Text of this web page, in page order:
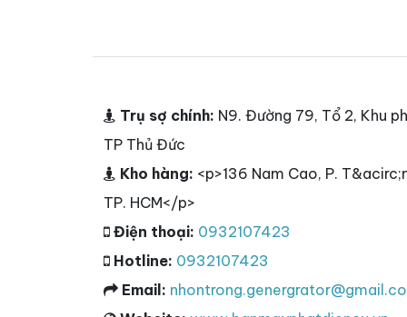
Trụ sợ chính: N9. Đường 79, Tổ 2, Khu
TP Thủ Đức
Kho hàng: <p>136 Nam Cao, P.
TP. HCM</p>
Điện thoại: 0932107423
Hotline: 0932107423
Email: